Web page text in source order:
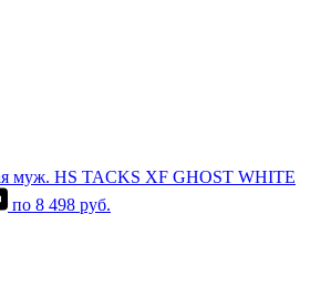
муж. HS TACKS XF GHOST WHITE
по 8 498 руб.